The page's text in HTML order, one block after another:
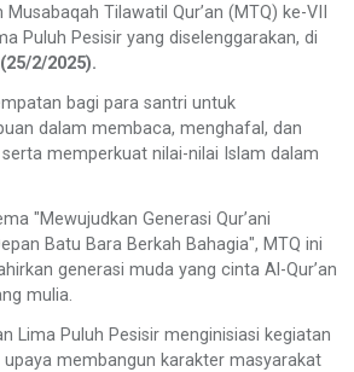
Tilawatil Qur’an (MTQ) ke-VII
Puluh Pesisir yang diselenggarakan, di
(25/2/2025).
bagi para santri untuk
dalam membaca, menghafal, dan
memperkuat nilai-nilai Islam dalam
"Mewujudkan Generasi Qur’ani
Batu Bara Berkah Bahagia", MTQ ini
generasi muda yang cinta Al-Qur’an
mulia.
Lima Puluh Pesisir menginisiasi kegiatan
upaya membangun karakter masyarakat